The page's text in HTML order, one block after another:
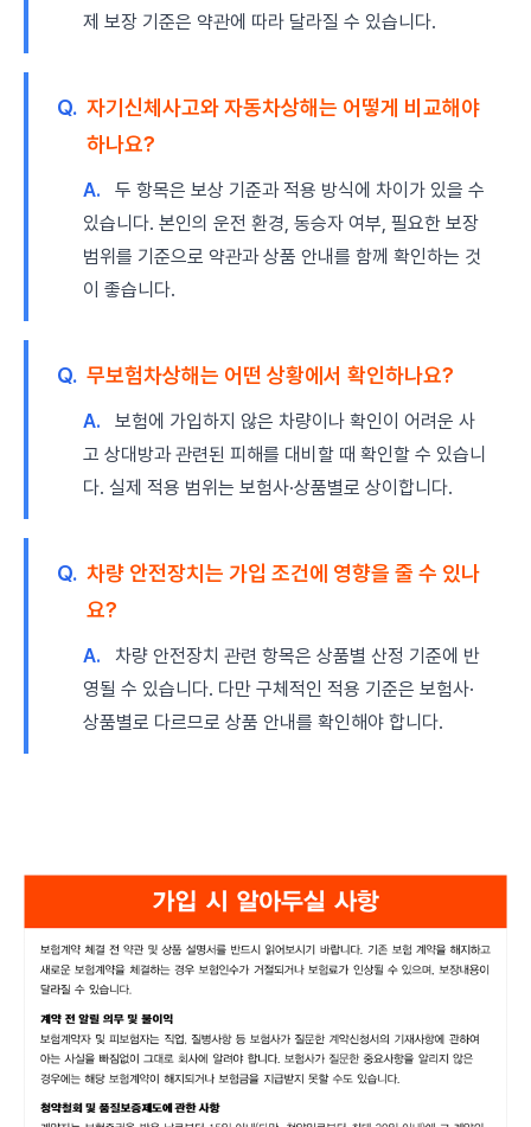
제 보장 기준은 약관에 따라 달라질 수 있습니다.
Q. 자기신체사고와 자동차상해는 어떻게 비교해야
하나요?
A.
두 항목은 보상 기준과 적용 방식에 차이가 있을 수
있습니다. 본인의 운전 환경, 동승자 여부, 필요한 보장
범위를 기준으로 약관과 상품 안내를 함께 확인하는 것
이 좋습니다.
Q. 무보험차상해는 어떤 상황에서 확인하나요?
A.
보험에 가입하지 않은 차량이나 확인이 어려운 사
고 상대방과 관련된 피해를 대비할 때 확인할 수 있습니
다. 실제 적용 범위는 보험사·상품별로 상이합니다.
Q. 차량 안전장치는 가입 조건에 영향을 줄 수 있나
요?
A.
차량 안전장치 관련 항목은 상품별 산정 기준에 반
영될 수 있습니다. 다만 구체적인 적용 기준은 보험사·
상품별로 다르므로 상품 안내를 확인해야 합니다.